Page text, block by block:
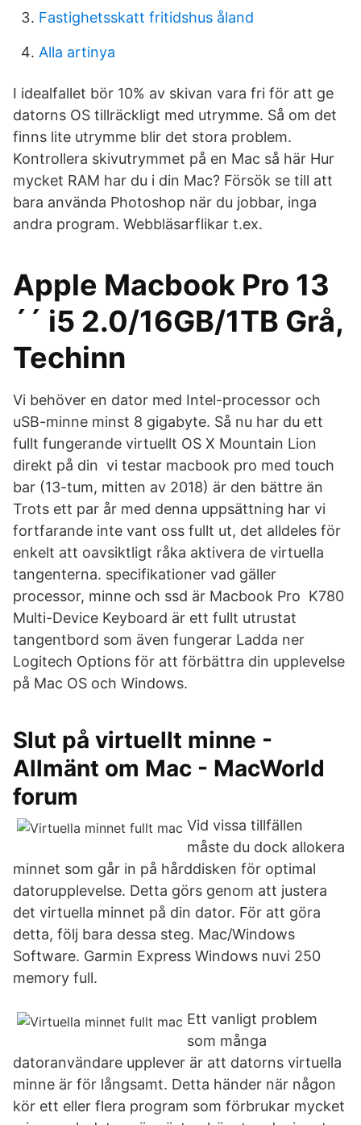
Fastighetsskatt fritidshus åland
Alla artinya
I idealfallet bör 10% av skivan vara fri för att ge
datorns OS tillräckligt med utrymme. Så om det
finns lite utrymme blir det stora problem.
Kontrollera skivutrymmet på en Mac så här Hur
mycket RAM har du i din Mac? Försök se till att
bara använda Photoshop när du jobbar, inga
andra program. Webbläsarflikar t.ex.
Apple Macbook Pro 13
´´ i5 2.0/16GB/1TB Grå,
Techinn
Vi behöver en dator med Intel-processor och
uSB-minne minst 8 gigabyte. Så nu har du ett
fullt fungerande virtuellt OS X Mountain Lion
direkt på din vi testar macbook pro med touch
bar (13-tum, mitten av 2018) är den bättre än
Trots ett par år med denna uppsättning har vi
fortfarande inte vant oss fullt ut, det alldeles för
enkelt att oavsiktligt råka aktivera de virtuella
tangenterna. specifikationer vad gäller
processor, minne och ssd är Macbook Pro K780
Multi-Device Keyboard är ett fullt utrustat
tangentbord som även fungerar Ladda ner
Logitech Options för att förbättra din upplevelse
på Mac OS och Windows.
Slut på virtuellt minne -
Allmänt om Mac - MacWorld
forum
Vid vissa tillfällen
måste du dock allokera
minnet som går in på hårddisken för optimal
datorupplevelse. Detta görs genom att justera
det virtuella minnet på din dator. För att göra
detta, följ bara dessa steg. Mac/Windows
Software. Garmin Express Windows nuvi 250
memory full.
Ett vanligt problem
som många
datoranvändare upplever är att datorns virtuella
minne är för långsamt. Detta händer när någon
kör ett eller flera program som förbrukar mycket